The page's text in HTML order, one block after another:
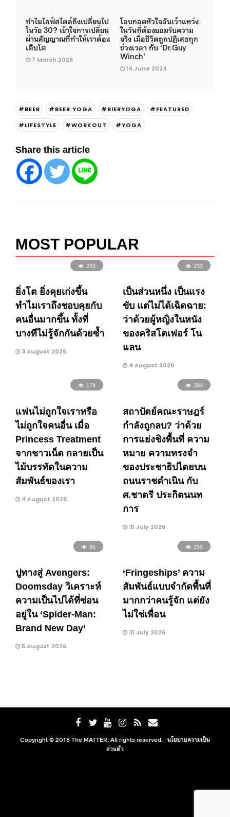
ทำไมไลฟ์สไตล์ถึงเปลี่ยนไป
ในวัย 30? เข้าใจการเปลี่ยน
ผ่านสัญญาณที่ทำให้เราต้อง
เติบโต
7 March 2025
โอบกอดหัวใจอันเว้าแหว่ง
ในวันที่ต้องยอมรับความ
จริง เมื่อชีวิตถูกปฏิเสธทุก
ช่วงเวลา กับ ‘Dr.Guy
Winch’
14 June 2024
#BEER #BEER YOGA #BIERYOGA
#FEATURED
#LIFESTYLE
#WORKOUT #YOGA
Share this article
MOST POPULAR
283
ยิ่งโต ยิ่งคุยเก่งขึ้น
ทำไมเราถึงชอบคุยกับ
คนอื่นมากขึ้น ทั้งที่
บางทีไม่รู้จักกันด้วยซ้ำ
3 August 2026
232
เป็นส่วนหนึ่ง เป็นแรง
ขับ แต่ไม่ได้เฉิดฉาย:
ว่าด้วยผู้หญิงในหนัง
ของคริสโตเฟอร์ โน
แลน
4 August 2026
174
แฟนไม่ถูกใจเราหรือ
ไม่ถูกใจคนอื่น เมื่อ
Princess Treatment
จากชาวเน็ต กลายเป็น
ไม้บรรทัดในความ
สัมพันธ์ของเรา
4 August 2026
394
สถาปัตย์คณะราษฎร์
กำลังถูกลบ? ว่าด้วย
การแย่งชิงพื้นที่ ความ
หมาย ความทรงจำ
ของประชาธิปไตยบน
ถนนราชดำเนิน กับ
ศ.ชาตรี ประกิตนนท
การ
31 July 2026
95
ปูทางสู่ Avengers:
Doomsday วิเคราะห์
ความเป็นไปได้ที่ซ่อน
อยู่ใน ‘Spider-Man:
Brand New Day’
5 August 2026
259
‘Fringeships’ ความ
สัมพันธ์แบบจำกัดพื้นที่
มากกว่าคนรู้จัก แต่ยัง
ไม่ใช่เพื่อน
31 July 2026
Copyright © 2018 The MATTER. All rights reserved. ·นโยบายความเป็น
ส่วนตัว